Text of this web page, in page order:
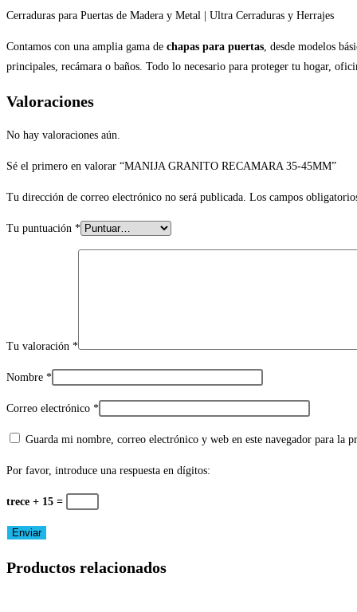
Cerraduras para Puertas de Madera y Metal | Ultra Cerraduras y Herrajes
Contamos con una amplia gama de chapas para puertas, desde modelos
principales, recámara o baños. Todo lo necesario para proteger tu hogar,
Valoraciones
No hay valoraciones aún.
Sé el primero en valorar “MANIJA GRANITO RECAMARA 35-45MM”
Tu dirección de correo electrónico no será publicada. Los campos
Tu puntuación *
Tu valoración *
Nombre *
Correo electrónico *
Guarda mi nombre, correo electrónico y web en este navegador para la
Por favor, introduce una respuesta en dígitos:
trece + 15 =
Productos relacionados